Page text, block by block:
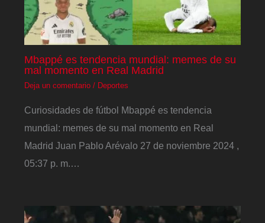
Mbappé es tendencia mundial: memes de su
mal momento en Real Madrid
Deja un comentario / Deportes
Curiosidades de fútbol Mbappé es tendencia
mundial: memes de su mal momento en Real
Madrid Juan Pablo Arévalo 27 de noviembre 2024 ,
05:37 p. m.…